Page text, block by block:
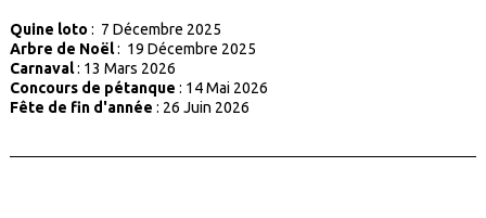
Quine loto : 7 Décembre 2025
Arbre de Noël: 19 Décembre 2025
Carnaval: 13 Mars 2026
Concours de pétanque : 14 Mai 2026
Fête de fin d'année : 26 Juin 2026